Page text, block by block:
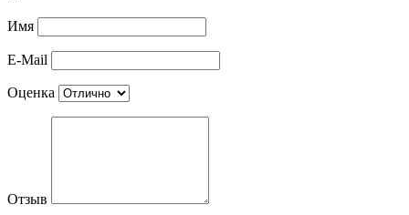
Имя
E-Mail
Оценка
Отзыв